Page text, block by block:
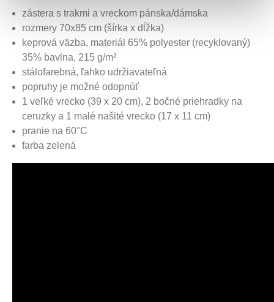
zástera s trakmi a vreckom pánska/dámska
rozmery 70x85 cm (šírka x dĺžka)
keprová väzba, materiál 65% polyester (recyklovaný)
35% bavlna, 215 g/m²
stálofarebná, ľahko udržiavateľná
popruhy je možné odopnúť
1 veľké vrecko (39 x 20 cm), 2 bočné priehradky na
ceruzky a 1 malé našité vrecko (17 x 11 cm)
pranie na 60°C
farba zelená